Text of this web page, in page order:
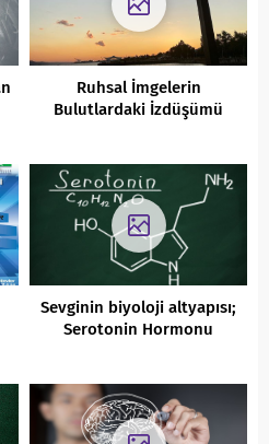
Ruhsal İmgelerin
Bulutlardaki İzdüşümü
Sevginin biyoloji altyapısı;
Serotonin Hormonu